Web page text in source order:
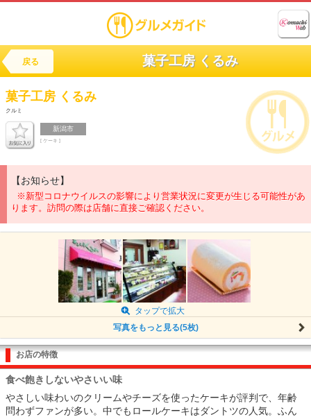
戻る 菓子工房 くるみ
菓子工房 くるみ
クルミ
新潟市
[ ケーキ ]
【お知らせ】
※新型コロナウイルスの影響により営業状況に変更が生じる可能性があ
ります。訪問の際は店舗に直接ご確認ください。
タップで拡大
写真をもっと見る(5枚)
お店の特徴
食べ飽きしないやさいい味
やさしい味わいのクリームやチーズを使ったケーキが評判で、年齢
問わずファンが多い。中でもロールケーキはダントツの人気。ふん